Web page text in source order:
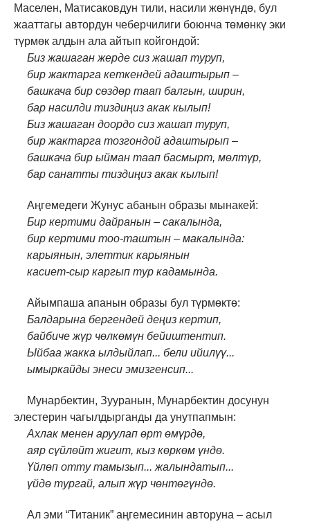
Маселен, Матисаковдун тили, насили жөнүндө, бул
жааттагы автордун чеберчилиги боюнча төмөнкү эки
түрмөк алдын ала айтып койгондой:
Биз жашаган жерде сиз жашап туруп,
бир жактарга кеткендей адаштырып –
башкача бир сөздөр таап балгын, ширин,
бар насилди тиздиңиз акак кылып!
Биз жашаган доордо сиз жашап туруп,
бир жактарга тозгондой адаштырып –
башкача бир ыйман таап басмырт, мөлтүр,
бар санатты тиздиңиз акак кылып!
Аңгемедеги Жунус абанын образы мынакей:
Бир кертими дайранын – сакалында,
бир кертими тоо-таштын – макалында:
карыянын, элеттик карыянын
касиет-сыр каргып тур кадамында.
Айымпаша апанын образы бул түрмөктө:
Балдарына бергендей деңиз кертип,
байбиче жүр чөлкөмүн бейиштентип.
Ыйбаа жакка ылдыйлап... бели ийилүү...
ымыркайды энеси эмизгенсип...
Мунарбектин, Зууранын, Мунарбектин досунун
элестерин чагылдырганды да унутпапмын:
Ахлак менен аруулап өрт өмүрдө,
аяр сүйлөйт жигит, кыз көркөм үндө.
Үйлөп отту тамызып... жалындатып...
үйдө тургай, алып жүр чөнтөгүндө.
Ал эми “Титаник” аңгемесинин авторуна – асыл